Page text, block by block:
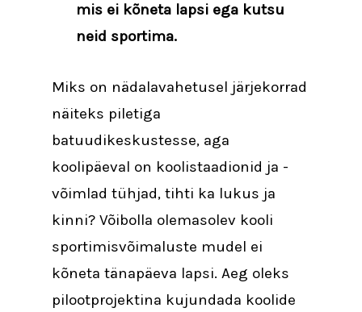
mis ei kõneta lapsi ega kutsu
neid sportima.
Miks on nädalavahetusel järjekorrad
näiteks piletiga
batuudikeskustesse, aga
koolipäeval on koolistaadionid ja -
võimlad tühjad, tihti ka lukus ja
kinni? Võibolla olemasolev kooli
sportimisvõimaluste mudel ei
kõneta tänapäeva lapsi. Aeg oleks
pilootprojektina kujundada koolide